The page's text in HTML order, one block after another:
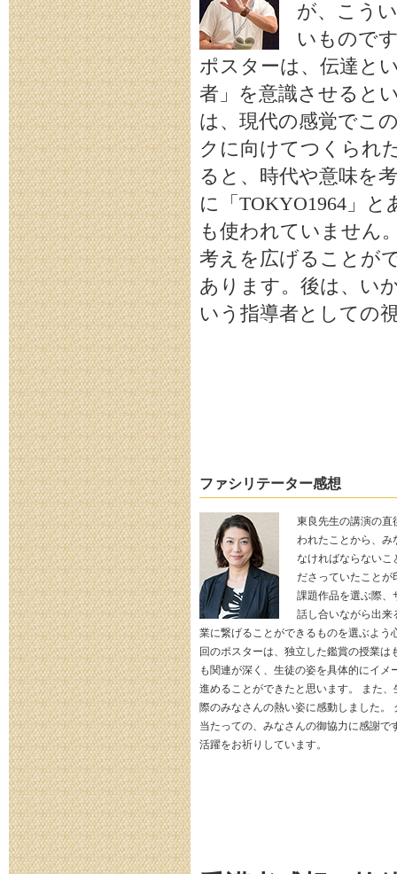
が、こう
いもので
ポスターは、伝達と
者」を意識させると
は、現代の感覚でこ
クに向けてつくられ
ると、時代や意味を
に「TOKYO1964」
も使われていません
考えを広げることが
あります。後は、い
いう指導者としての
ファシリテーター感想
東良先生の講演の直
われたことから、み
なければならないこ
ださっていたことが
課題作品を選ぶ際、
話し合いながら出来
業に繋げることができるものを選ぶよう
回のポスターは、独立した鑑賞の授業は
も関連が深く、生徒の姿を具体的にイメ
進めることができたと思います。 また
際のみなさんの熱い姿に感動しました。
当たっての、みなさんの御協力に感謝で
活躍をお祈りしています。